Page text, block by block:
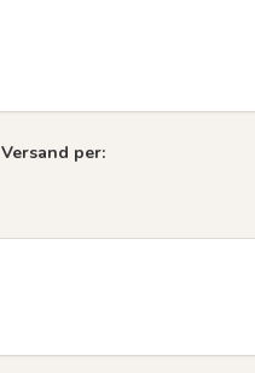
Versand per: